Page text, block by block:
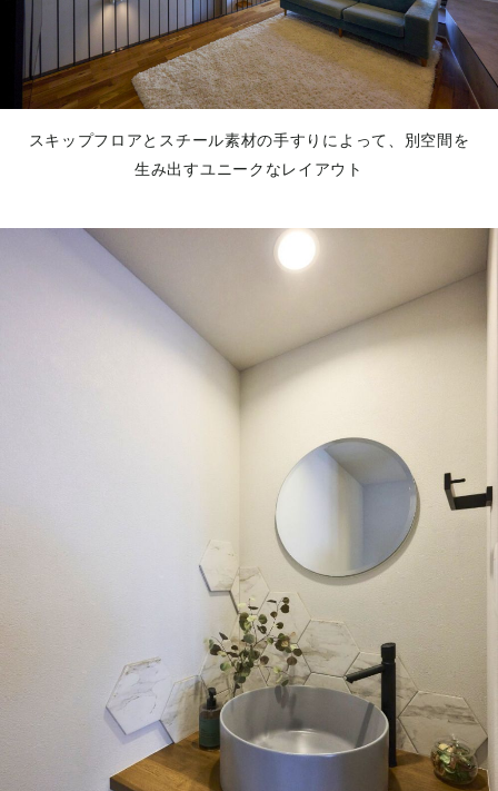
スキップフロアとスチール素材の手すりによって、別空間を
生み出すユニークなレイアウト